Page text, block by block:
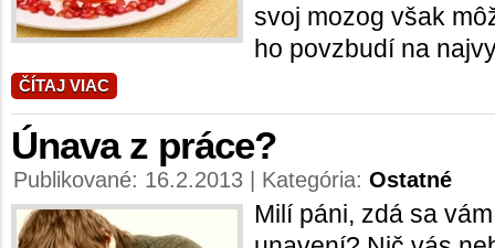
svoj mozog však
ho povzbudí na
ČÍTAJ VIAC
Únava z práce?
Publikované: 16.2.2013 | Kategória: Ostatné
Milí páni, zdá sa